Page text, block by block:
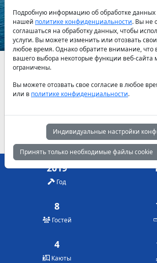
Наличие и актуальные цены по
Май
1,560 €
Июнь
1,850 €
2,150 € 1,850 €
2019
Год
8
Гостей
4
Каюты
Подробную информацию об обработке данных
нашей политике конфиденциальности. Вы не
соглашаться на обработку данных, чтобы
услуги. Вы можете изменить или отозвать
любое время. Однако обратите внимание, что
вашего выбора некоторые функции веб-сайта
ограничены.
Вы можете отозвать свое согласие в любое
или в политике конфиденциальности.
Индивидуальные настройки
Принять только необходимые файлы cookie